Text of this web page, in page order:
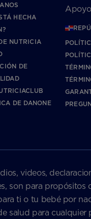
HECHA
NUTRICIA
DE
DE DANONE
Apoyo
videos,
son para propósitos
ti o tu bebé por
salud para